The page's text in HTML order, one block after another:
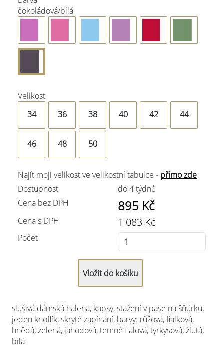
čokoládová/bílá
Velikost
34
36 38 40 42 44
46 48 50
Najít moji velikost ve velikostní tabulce - přímo zde
Dostupnost
do 4 týdnů
Cena bez DPH
895 Kč
Cena s DPH 1 083 Kč
Počet
slušivá dámská halena, kapsy, stažení v pase na šňůrku,
jeden knoflík, skryté zapínání, barvy: růžová, fialková,
hnědá, zelená, jahodová, temně fialová, tyrkysová, žlutá,
bílá